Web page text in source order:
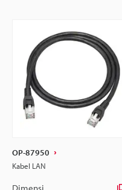
OP-87950
Kabel LAN